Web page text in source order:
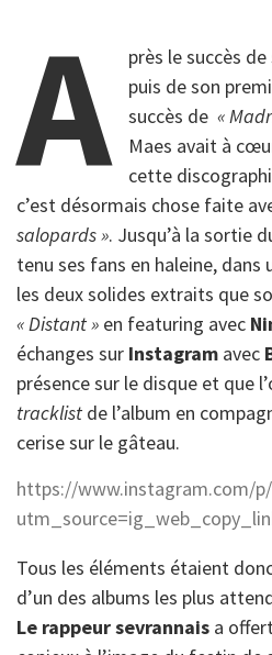
A près le succès
puis de son
succès de«
Maes avait à
cette
c’est désormais chose faite
salopards ». Jusqu’à la sortie
tenu ses fans en haleine, dans
les deux solides extraits que
« Distant » en featuring avec
échanges sur Instagram avec
présence sur le disque et que
tracklist de l’album en
cerise sur le gâteau.
https://www.instagram.com/p/
Tous les éléments étaient
d’un des albums les plus
Le rappeur sevrannais a